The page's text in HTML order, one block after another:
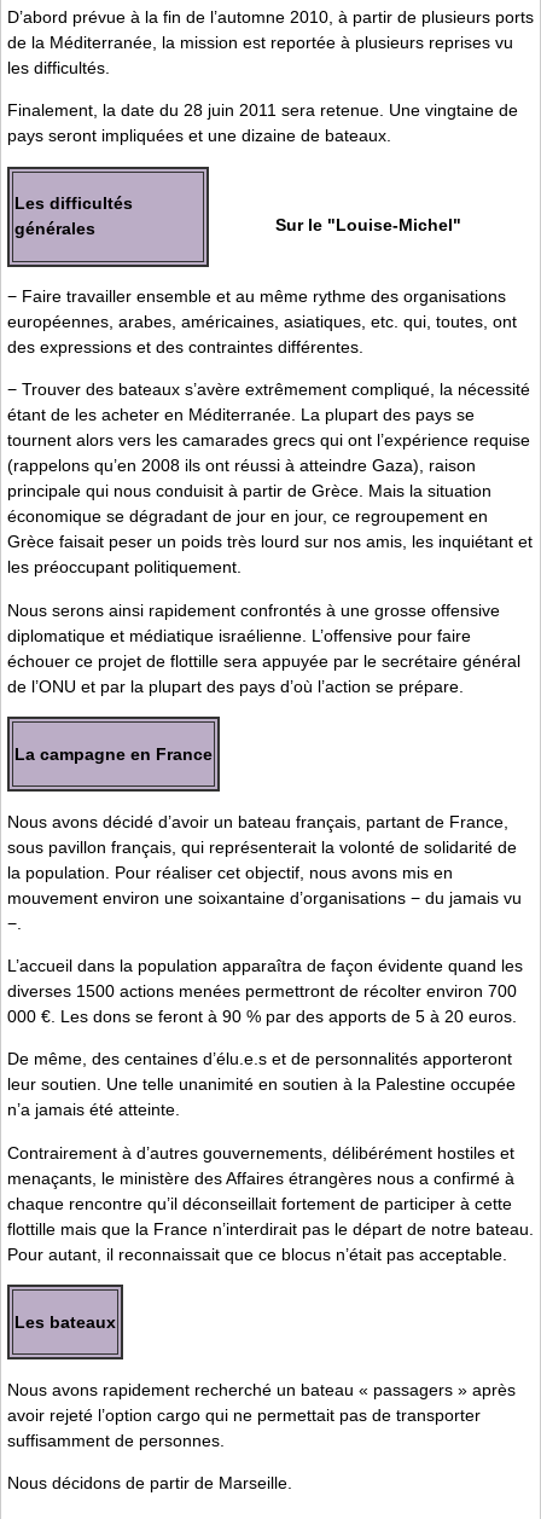
D’abord prévue à la fin de l’automne 2010, à partir de plusieurs ports
de la Méditerranée, la mission est reportée à plusieurs reprises vu
les difficultés.
Finalement, la date du 28 juin 2011 sera retenue. Une vingtaine de
pays seront impliquées et une dizaine de bateaux.
Sur le "Louise-Michel"
Les difficultés
générales
− Faire travailler ensemble et au même rythme des organisations
européennes, arabes, américaines, asiatiques, etc. qui, toutes, ont
des expressions et des contraintes différentes.
− Trouver des bateaux s’avère extrêmement compliqué, la nécessité
étant de les acheter en Méditerranée. La plupart des pays se
tournent alors vers les camarades grecs qui ont l’expérience requise
(rappelons qu’en 2008 ils ont réussi à atteindre Gaza), raison
principale qui nous conduisit à partir de Grèce. Mais la situation
économique se dégradant de jour en jour, ce regroupement en
Grèce faisait peser un poids très lourd sur nos amis, les inquiétant et
les préoccupant politiquement.
Nous serons ainsi rapidement confrontés à une grosse offensive
diplomatique et médiatique israélienne. L’offensive pour faire
échouer ce projet de flottille sera appuyée par le secrétaire général
de l’ONU et par la plupart des pays d’où l’action se prépare.
La campagne en France
Nous avons décidé d’avoir un bateau français, partant de France,
sous pavillon français, qui représenterait la volonté de solidarité de
la population. Pour réaliser cet objectif, nous avons mis en
mouvement environ une soixantaine d’organisations − du jamais vu
−.
L’accueil dans la population apparaîtra de façon évidente quand les
diverses 1500 actions menées permettront de récolter environ 700
000 €. Les dons se feront à 90 % par des apports de 5 à 20 euros.
De même, des centaines d’élu.e.s et de personnalités apporteront
leur soutien. Une telle unanimité en soutien à la Palestine occupée
n’a jamais été atteinte.
Contrairement à d’autres gouvernements, délibérément hostiles et
menaçants, le ministère des Affaires étrangères nous a confirmé à
chaque rencontre qu’il déconseillait fortement de participer à cette
flottille mais que la France n’interdirait pas le départ de notre bateau.
Pour autant, il reconnaissait que ce blocus n’était pas acceptable.
Les bateaux
Nous avons rapidement recherché un bateau « passagers » après
avoir rejeté l’option cargo qui ne permettait pas de transporter
suffisamment de personnes.
Nous décidons de partir de Marseille.